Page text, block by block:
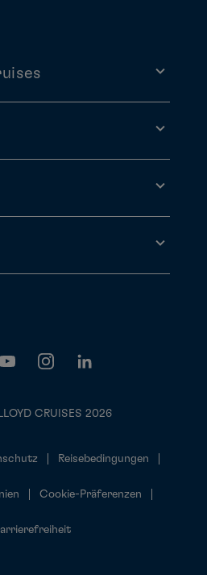
CRUISES 2026
Reisebedingungen
Cookie-Präferenzen